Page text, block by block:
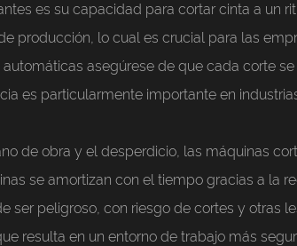
es su capacidad para cortar cinta a
producción, lo cual es crucial para las
asegúrese de que cada corte
es particularmente importante en
de obra y el desperdicio, las máquinas
se amortizan con el tiempo gracias a la
ser peligroso, con riesgo de cortes y otras
resulta en un entorno de trabajo más